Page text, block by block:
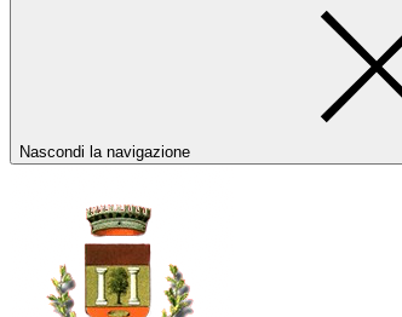
Nascondi la navigazione